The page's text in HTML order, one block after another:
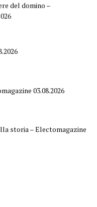
del domino –
03.08.2026
storia – Electomagazine